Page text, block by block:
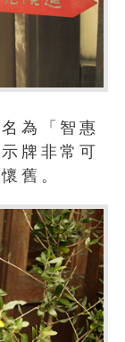
為「智惠
牌非常可
舊。